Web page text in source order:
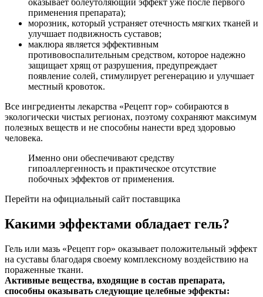
оказывает болеутоляющий эффект уже после первого
применения препарата);
морозник, который устраняет отечность мягких тканей и
улучшает подвижность суставов;
маклюра является эффективным
противовоспалительным средством, которое надежно
защищает хрящ от разрушения, предупреждает
появление солей, стимулирует регенерацию и улучшает
местный кровоток.
Все ингредиенты лекарства «Рецепт гор» собираются в
экологически чистых регионах, поэтому сохраняют максимум
полезных веществ и не способны нанести вред здоровью
человека.
Именно они обеспечивают средству
гипоаллергенность и практическое отсутствие
побочных эффектов от применения.
Перейти на официальный сайт поставщика
Какими эффектами обладает гель?
Гель или мазь «Рецепт гор» оказывает положительный эффект
на суставы благодаря своему комплексному воздействию на
пораженные ткани.
Активные вещества, входящие в состав препарата,
способны оказывать следующие целебные эффекты: